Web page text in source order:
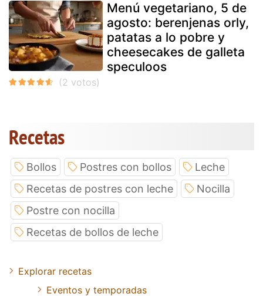
Menú vegetariano, 5 de
agosto: berenjenas orly,
patatas a lo pobre y
cheesecakes de galleta
speculoos
Recetas
Bollos Postres con bollos
Leche
Recetas de postres con leche
Nocilla
Postre con nocilla
Recetas de bollos de leche
Explorar recetas
Eventos y temporadas